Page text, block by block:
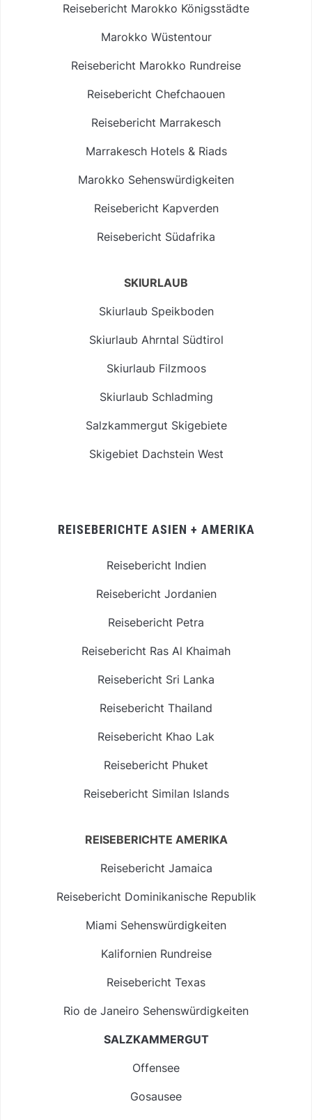
Reisebericht Marokko Königsstädte
Marokko Wüstentour
Reisebericht Marokko Rundreise
Reisebericht Chefchaouen
Reisebericht Marrakesch
Marrakesch Hotels & Riads
Marokko Sehenswürdigkeiten
Reisebericht Kapverden
Reisebericht Südafrika
SKIURLAUB
Skiurlaub Speikboden
Skiurlaub Ahrntal Südtirol
Skiurlaub Filzmoos
Skiurlaub Schladming
Salzkammergut Skigebiete
Skigebiet Dachstein West
REISEBERICHTE ASIEN + AMERIKA
Reisebericht Indien
Reisebericht Jordanien
Reisebericht Petra
Reisebericht Ras Al Khaimah
Reisebericht Sri Lanka
Reisebericht Thailand
Reisebericht Khao Lak
Reisebericht Phuket
Reisebericht Similan Islands
REISEBERICHTE AMERIKA
Reisebericht Jamaica
Reisebericht Dominikanische Republik
Miami Sehenswürdigkeiten
Kalifornien Rundreise
Reisebericht Texas
Rio de Janeiro Sehenswürdigkeiten
SALZKAMMERGUT
Offensee
Gosausee